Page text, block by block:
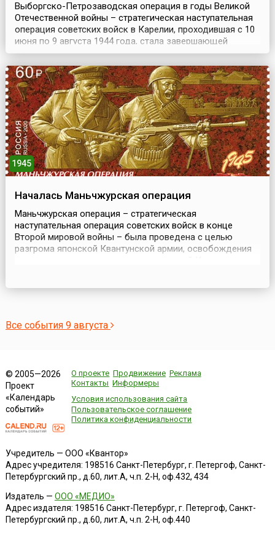
Выборгско-Петрозаводская операция в годы Великой
Отечественной войны – стратегическая наступательная
операция советских войск в Карелии, проходившая с 10
июня по 9 августа 1944 года, стала завершающей
операцией битвы за Ленинград. Цель наступления
заключалась в ликвидации угрозы Ленинграду, а также
в ускорении выхода Финляндии из войны.Успехи
советских войск во время зимней кампании 1944 года ...
1945
Началась Маньчжурская операция
Маньчжурская операция – стратегическая
наступательная операция советских войск в конце
Второй мировой войны – была проведена с целью
разгрома японской Квантунской армии, освобождения
Все события 9 августа
© 2005—2026
Проект
«Календарь
событий»
О проекте Продвижение Реклама
Контакты Информеры
Условия использования сайта
Пользовательское соглашение
Политика конфиденциальности
Учредитель — ООО «Квантор»
Адрес учредителя: 198516 Санкт-Петербург, г. Петергоф, Санкт-
Петербургский пр., д.60, лит.А, ч.п. 2-Н, оф.432, 434
Издатель — ООО «МЕДИО»
Адрес издателя: 198516 Санкт-Петербург, г. Петергоф, Санкт-
Петербургский пр., д.60, лит.А, ч.п. 2-Н, оф.440